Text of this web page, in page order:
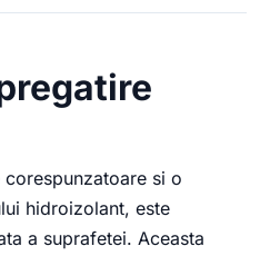
si o
hidroizolant, este
a suprafetei. Aceasta